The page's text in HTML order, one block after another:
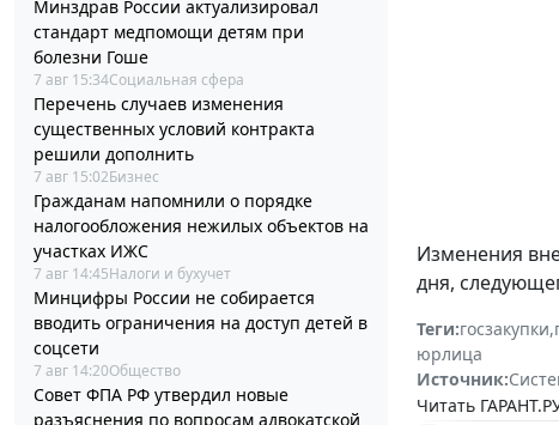
Минздрав России актуализировал
стандарт медпомощи детям при
болезни Гоше
7 авг 15:34Социальная сфера
Перечень случаев изменения
существенных условий контракта
решили дополнить
7 авг 15:02Бизнес
Гражданам напомнили о порядке
налогообложения нежилых объектов на
участках ИЖС
7 авг 14:45Налоги и бухучет
Минцифры России не собирается
вводить ограничения на доступ детей в
соцсети
7 авг 14:20Общество
Совет ФПА РФ утвердил новые
разъяснения по вопросам адвокатской
Изменения
дня,
Теги:госзакупки,
юрлица
Источник:
Читать